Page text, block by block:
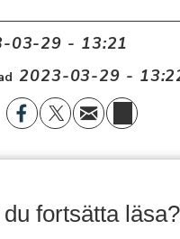
03-29 - 13:21
2023-03-29 -
fortsätta läsa?